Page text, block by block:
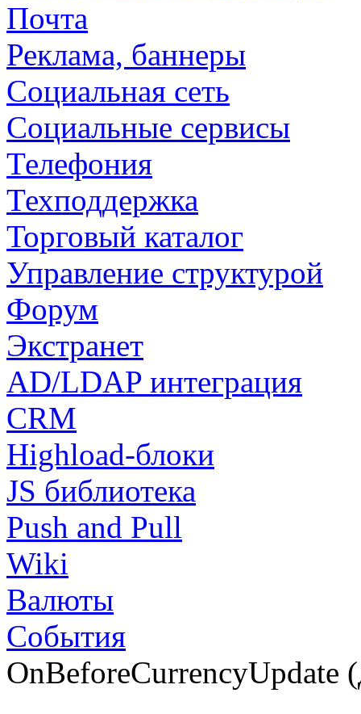
Почта
Реклама, баннеры
Социальная сеть
Социальные сервисы
Телефония
Техподдержка
Торговый каталог
Управление структурой
Форум
Экстранет
AD/LDAP интеграция
CRM
Highload-блоки
JS библиотека
Push and Pull
Wiki
Валюты
События
OnBeforeCurrencyUpdate